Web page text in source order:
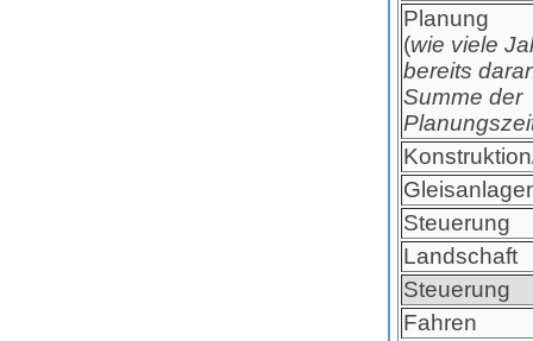
Planung
(wie viele
bereits
Summe der
Steuerung
Landschaft
Steuerung
Fahren